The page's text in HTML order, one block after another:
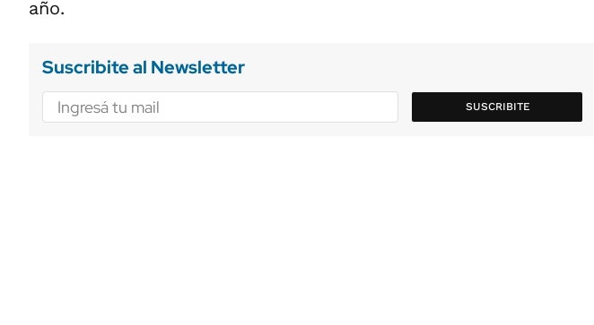
año.
Suscribite al Newsletter
SUSCRIBITE